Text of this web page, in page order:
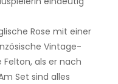
Rose mit einer
Vintage-
Felton, als er nach
Set sind alles